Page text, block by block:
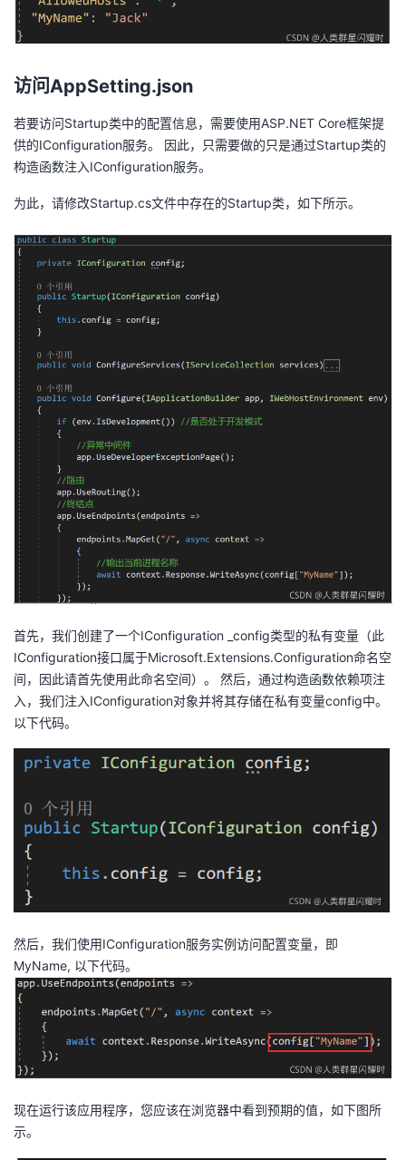
访问AppSetting.json
若要访问Startup类中的配置信息， 需要使用ASP.NET Core框架提
供的IConfiguration服务。 因此，只需要做的只是通过Startup类的
构造函数注入IConfiguration服务。
为此，请修改Startup.cs文件中存在的Startup类，如下所示。
首先，我们创建了一个IConfiguration _config类型的私有变量（此
IConfiguration接口属于Microsoft.Extensions.Configuration命名空
间，因此请首先使用此命名空间）。 然后，通过构造函数依赖项注
入，我们注入IConfiguration对象并将其存储在私有变量config中。
以下代码。
然后，我们使用IConfiguration服务实例访问配置变量，即
MyName, 以下代码。
现在运行该应用程序，您应该在浏览器中看到预期的值，如下图所
示。